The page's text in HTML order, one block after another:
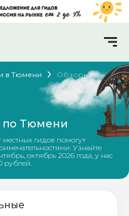
в Тюмени Обзорные
по Тюмени
гидов помогут
Узнайте
октябрь 2026 года, у нас
рублей.